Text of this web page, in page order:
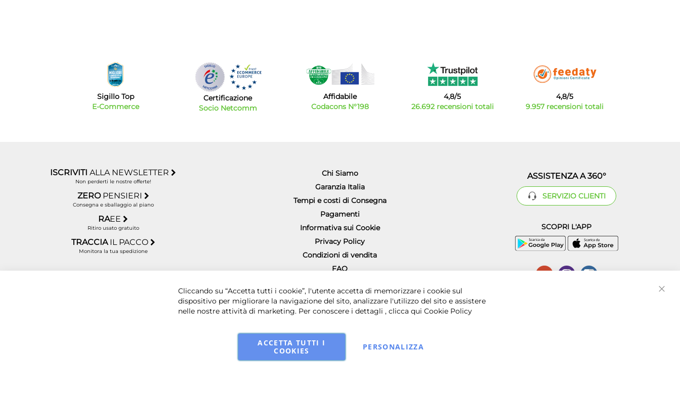
Sigillo Top
E-Commerce
Certificazione
Socio Netcomm
Affidabile
Codacons N°198
4,8/5
26.692 recensioni totali
4,8/5
9.957 recensioni totali
ISCRIVITIALLA NEWSLETTER
Non perderti le nostre offerte!
ZERO PENSIERI
Consegna e sballaggio al piano
RAEE
Ritiro usato gratuito
TRACCIA IL PACCO
Monitora la tua spedizione
Chi Siamo
Garanzia Italia
Tempi e costi di Consegna
Pagamenti
Informativa sui Cookie
Privacy Policy
Condizioni di vendita
FAQ
ASSISTENZA A 360°
SERVIZIO CLIENTI
SCOPRI L'APP
Copyright © 2025 BYTECNO S.R.L. Cap. Soc. 50.000 € i.v. - Sede legale in via Principe di Piemonte 199, 80026 Casoria (NA) - P.I. 07016001211, C.C.I.A.A. Napoli, REA 856312.